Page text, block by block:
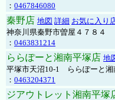
： 0467846080
秦野店 地図 詳細 お気に入り
神奈川県秦野市曽屋４７８４
： 0463831214
ららぽーと湘南平塚店 地
平塚市天沼10-1 ららぽーと湘
： 0463204371
ジアウトレット湘南平塚